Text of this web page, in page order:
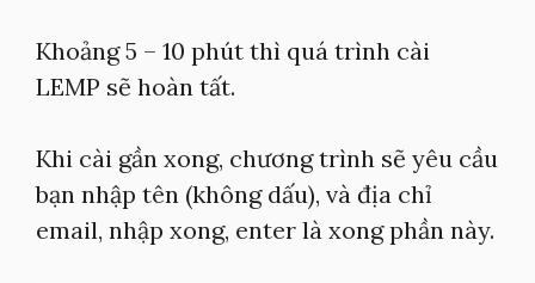
Khoảng 5 – 10 phút thì quá trình cài
LEMP sẽ hoàn tất.
Khi cài gần xong, chương trình sẽ yêu cầu
bạn nhập tên (không dấu), và địa chỉ
email, nhập xong, enter là xong phần này.